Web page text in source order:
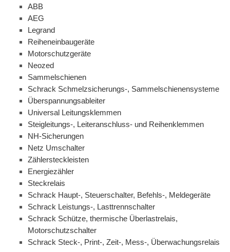
ABB
AEG
Legrand
Reiheneinbaugeräte
Motorschutzgeräte
Neozed
Sammelschienen
Schrack Schmelzsicherungs-, Sammelschienensysteme
Überspannungsableiter
Universal Leitungsklemmen
Steigleitungs-, Leiteranschluss- und Reihenklemmen
NH-Sicherungen
Netz Umschalter
Zählersteckleisten
Energiezähler
Steckrelais
Schrack Haupt-, Steuerschalter, Befehls-, Meldegeräte
Schrack Leistungs-, Lasttrennschalter
Schrack Schütze, thermische Überlastrelais,
Motorschutzschalter
Schrack Steck-, Print-, Zeit-, Mess-, Überwachungsrelais